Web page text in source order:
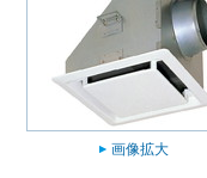
画像拡大